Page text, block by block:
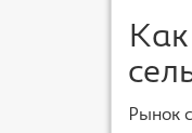
Рынок